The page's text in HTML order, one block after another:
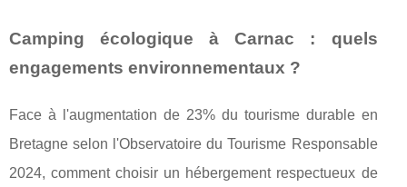
Camping écologique à Carnac : quels
engagements environnementaux ?
Face à l'augmentation de 23% du tourisme durable en
Bretagne selon l'Observatoire du Tourisme Responsable
2024, comment choisir un hébergement respectueux de